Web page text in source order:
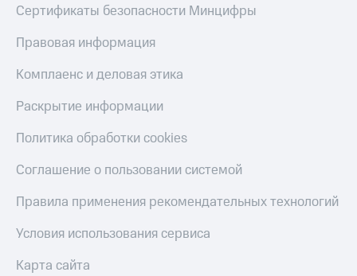
Сертификаты безопасности Минцифры
Правовая информация
Комплаенс и деловая этика
Раскрытие информации
Политика обработки cookies
Соглашение о пользовании системой
Правила применения рекомендательных технологий
Условия использования сервиса
Карта сайта